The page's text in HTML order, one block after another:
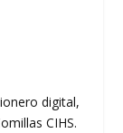
digital,
CIHS.